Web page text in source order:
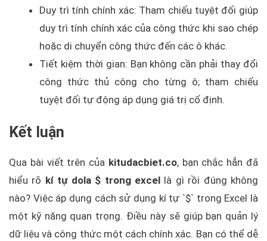
Duy trì tính chính xác: Tham chiếu tuyệt đối giúp
duy trì tính chính xác của công thức khi sao chép
hoặc di chuyển công thức đến các ô khác.
Tiết kiệm thời gian: Bạn không cần phải thay đổi
công thức thủ công cho từng ô; tham chiếu
tuyệt đối tự động áp dụng giá trị cố định.
Kết luận
Qua bài viết trên của kitudacbiet.co, bạn chắc hẳn đã
hiểu rõ kí tự dola $ trong excellà gì rồi đúng không
nào? Việc áp dụng cách sử dụng kí tự `$` trong Excel là
một kỹ năng quan trọng. Điều này sẽ giúp bạn quản lý
dữ liệu và công thức một cách chính xác. Bạn có thể dễ